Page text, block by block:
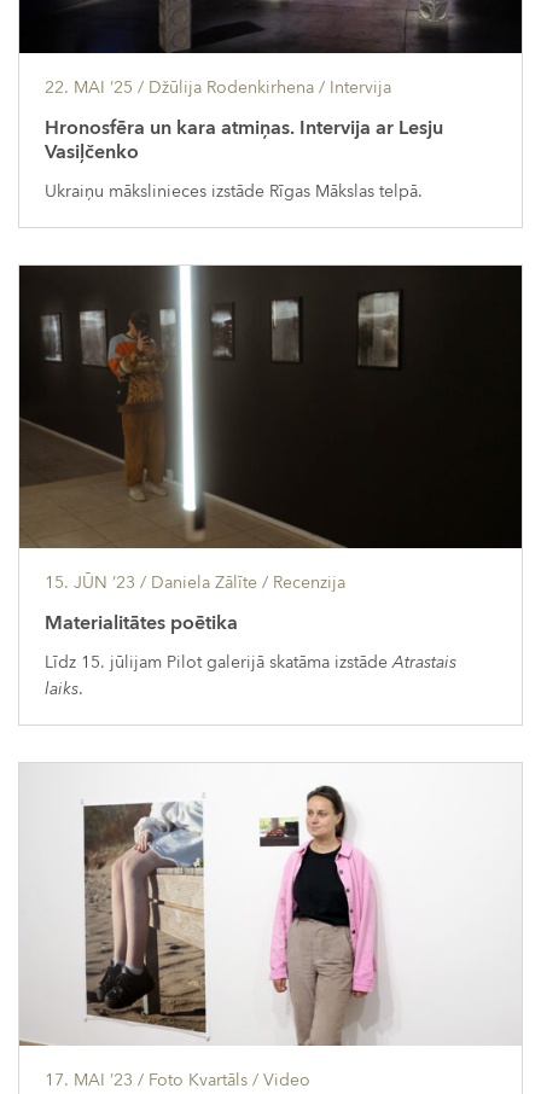
22. MAI ’25 / Džūlija Rodenkirhena / Intervija
Hronosfēra un kara atmiņas. Intervija ar Lesju
Vasiļčenko
Ukraiņu mākslinieces izstāde Rīgas Mākslas telpā.
15. JŪN ’23 / Daniela Zālīte / Recenzija
Materialitātes poētika
Līdz 15. jūlijam Pilot galerijā skatāma izstādeAtrastais
laiks.
17. MAI ’23 / Foto Kvartāls / Video